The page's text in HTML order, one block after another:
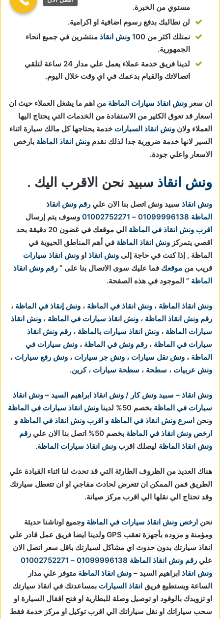
مستوي من الخبرة.
لن نطالبك بدفع رسوم اضافية او اكرامية.
نمتلك اكثر من 100
ونش انقاذ منتشرين في جميع انحاء
الجمهورية.
لدينا فريق خدمة عملاء يعمل علي مدار 24 ساعة لتلقي
اتصالاتك والقيام بدعمك في اي وقت خلال اليوم.
ان سعر ونش انقاذ سيارات الماظة من اهم ما يشغل العملاء حيث ان
اسعار قد تعوق الكثير من الاستفادة من الخدمات التي يحتاج اليها
العملاء ولان ونش انقاذ السيارات خدمة يحتاجها كل مالك سيارة اثناء
السير لانها خدمة ضرورية جدا لذلك نقدم ونش انقاذ الماظة بارخص
الاسعار واعلي جودة.
ونش انقاذ سبيد نحن الاقرب اليك .
ونش انقاذ سبيد ونش اتصل بنا الان علي رقم ونش انقاذ
الماظة 01099996138
–
01002752271 وسوف يتم إرسال
اقرب ونش انقاذ في الماظة
الي موقعك في غضون 20 دقيقة بحد
اقصي يتمركز ونش انقاذ الماظة في أهم المناطق الحيوية في
الماظة , إذا كنت في حاجة إلى ونش انقاذ او ونش انقاذ سيارات
قريب من موقعك فما عليك سوى الاتصال بنا على “ رقم ونش انقاذ
الماظة ” الموجود في هذه الصفحة.
ونش انقاذ الماظة ، ونش انقاذ في الماظة ، ونش إنقاذ في الماظة ،
رقم ونش انقاذ الماظة ، ونش انقاذ سيارات في الماظة ، ونش انقاذ
سيارات الماظة ، ونش انقاذ سيارات بالماظة ، رقم ونش انقاذ
سيارات في الماظة ، رقم ونش في الماظة ، ونش سيارات في
الماظة ، ونش نقل سيارات ، ونش جر سيارات ، ونش رفع سيارات ،
ونش عربيات ، سطحة ، سطحة سيارات ،كرين.
ونش انقاذ – سبيد ونش كار / ونش انقاذ ابراهيم السيد – ونش انقاذ
سيارات في الماظة بخصم 50% لدينا
ونش انقاذ سيارات في الماظة
ونحن اسرع ونش انقاذ في الماظة و اقرب ونش انقاذ في الماظة و
ارخص ونش انقاذ في الماظة بخصم 50% اتصل بنا الان علي
رقم
ونش انقاذ الماظة ليصلك اقرب ونش انقاذ سيارات الماظة.
هناك العديد من الظروف الطارئة التي قد تحدث لنا اثناء القيادة علي
الطريق فمن الممكن ان تتعرض لحادث مفاجي او ان تتعطل سيارتك
وقد تحتاج الي نقلها الي اقرب مركز صيانة.
نحن ارخص ونش انقاذ سيارات في الماظة وجميع اوناشنا حديثة
ومؤمنة و مزوده بأجهزة تعقب GPS ولدينا ايضا فريق عمل قادر علي
انقاذ سيارتك بدون حدوث اي مشاكل لسيارتك باقل سعر اتصل الان
علي رقم ونش انقاذ الماظة 01099996138
–
01002752271
ونش انقاذ ابراهيم السيد – ونش انقاذ الماظة متوفر علي مدار
الساعة ويستطيع فريق انقاذ السيارات بمساعدتك في انقاذ سيارتك
او تزويدك بالوقود او توصيل وصلة للبطارية او فتح اقفال السيارة او
سحب سياراتك او نقل سياراتك الي اقرب توكيل او مركز خدمة فقط